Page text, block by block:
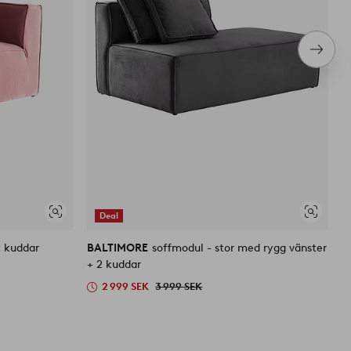
Visa
kuddar
Deal
Visa
BALTIMORE soffmodul - stor med rygg vänster
+ 2 kuddar
2 999 SEK 3 999 SEK
Nästa